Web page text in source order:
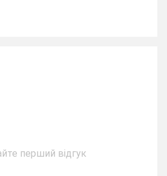
перший відгук